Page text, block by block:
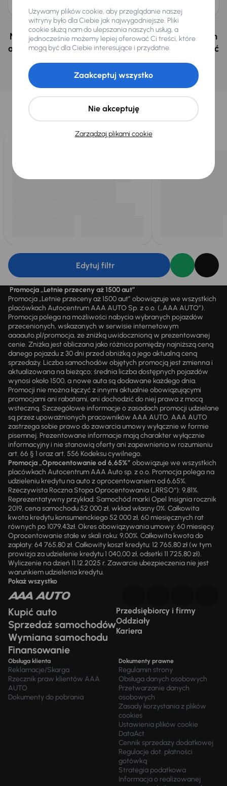
Nie wybrałeś auto z oferty? Nie szkodzi, w naszych
oddziałach w Czechach i na Słowacji możemy mieć
podobne samochody, których szukasz.
Znajdź podobny samochód
Wybraliśmy dla Ciebie
Wybieramy dla Ciebie najlepsze pojazdy
z naszej oferty. Kupimy
Edytuj filtr
Promocja „Letnie przeceny aż 1500 aut”
Promocja „Letnie przeceny aż 1500 aut” obowiązuje we wszystkich
placówkach Autocentrum AAA AUTO Sp. z o.o. („AAA AUTO”).
Promocja polega na możliwości nabycia wybranych pojazdów
przecenionych, wskazanych w serwisie internetowym
aaaauto.pl/promocja, ze zniżką uwidocznioną w prezentowanej
cenie. Zniżka jest obliczana jako różnica pomiędzy najniższą ceną
danego pojazdu z 30 dni przed obniżką a jego aktualną ceną
sprzedaży. Liczba samochodów objętych promocją jest zmienna i
aktualizowana na bieżąco; średnia liczba dostępnych pojazdów
wynosi około 1500, a nowe auta są dodawane każdego dnia.
Promocji nie można łączyć z innymi aktualnie obowiązującymi
promocjami ani rabatami, ani dochodzić do niej prawa z mocą
wsteczną. Szczegółowe informacje o zasadach promocji udzielane
są przez upoważnionych pracowników AAA AUTO. AAA AUTO
zastrzega sobie prawo do zawarcia umowy wyłącznie w formie
pisemnej. Prezentowane informacje mają charakter wyłącznie
informacyjny i nie stanowią oferty ani zapewnienia w rozumieniu
art. 66 § 1 oraz art. 556 Kodeksu cywilnego.
Promocja „Oprocentowanie od 6,65%” obowiązuje we wszystkich
placówkach Autocentrum AAA Auto sp. z o.o. Promocja polega na
udzieleniu kredytu na auto z oprocentowaniem od 6,65%.
Rzeczywista Roczna Stopa Oprocentowania („RRSO“): 9,81%.
Reprezentatywny przykład: Samochód marki Opel Insignia rocznik
2019, cena samochodu 52 000 zł, wkład własny 0%. Całkowita
kwota kredytu konsumenckiego 52 000 zł, 60 miesięcznych rat
równych po 1079,43zł. Okres obowiązywania umowy: 60 miesięcy.
Oprocentowanie stałe w skali roku: 9,00%. Całkowita kwota do
zapłaty: 64 765,80 zł. Całkowity koszt kredytu: 12 765,80 zł (w tym
prowizja za udzielenie kredytu 1 040,00 zł, odsetki 11 725,80 zł).
Wyliczenie na dzień 11.12.2025 r. Zawarcie ubezpieczenia nie jest
warunkiem udzielenia kredytu.
Pokaż wszystko
Kupić auto
Sprzedaż samochodów
Wymiana samochodu
Finansowanie
Przedsiębiorcy i firmy
Oddziały
Kariera
Obsługa klienta
Reklamacje/Skarga
Rzecznik praw klientów AAA
AUTO
Dokumenty do pobrania
Dokumenty prawne
Regulamin strony
Obsługa danych osobowych
Przetwarzanie danych
osobowych
Zasady korzystania z plików
cookies
Ustawienia plików cookie
DataAct
Cennik sprzedaży dodatkowej
Regulacje dot. płatności
gotówką
Strategia podatkowa
Informacja o realizowanej
Używamy plików cookie, aby przeglądanie naszej
witryny było dla Ciebie jak najwygodniejsze. Pliki
cookie służą nam do ulepszania naszych usług, a
jednocześnie możemy lepiej oferować Ci treści, które
mogą być dla Ciebie interesujące i przydatne.
Zarządzaj plikami cookie
Nie akceptuję
Zaakceptuj wszystko